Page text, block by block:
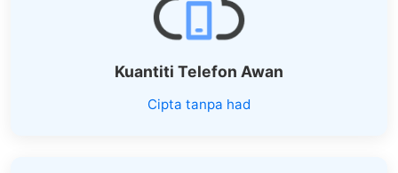
Kuantiti Telefon Awan
Cipta tanpa had